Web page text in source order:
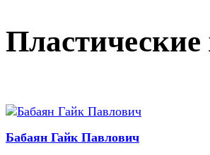
Пластические
Бабаян Гайк Павлович